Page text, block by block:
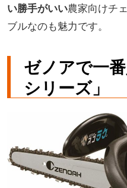
い勝手がいい農家向けチ
ブルなのも魅力です。
ゼノアで一
シリーズ」